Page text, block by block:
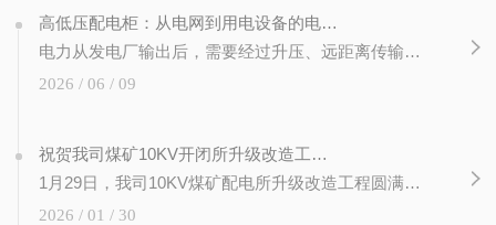
高低压配电柜：从电网到用电设备的电力枢纽
电力从发电厂输出后，需要经过升压、远距离传输、逐级降压，.终才能 地接入千家万户的电器和工厂的机器。在这一链条中，高低压配电柜扮演着无可替代的角色——它们分布在变电站、配电房、企业动力中心，承担着电...
2026 / 06 / 09
祝贺我司煤矿10KV开闭所升级改造工程圆满完成验收
1月29日，我司10KV煤矿配电所升级改造工程圆满完成收！本次改造升级核心供电设备，增加出线过渡柜防越级，融入智能配电体系，搭建智慧运维平台，实现设备运行远程监测、后台实时监控，经检测各项指标均达标准...
2026 / 01 / 30